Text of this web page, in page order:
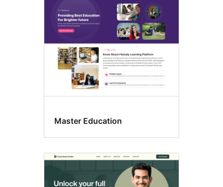
Master Education